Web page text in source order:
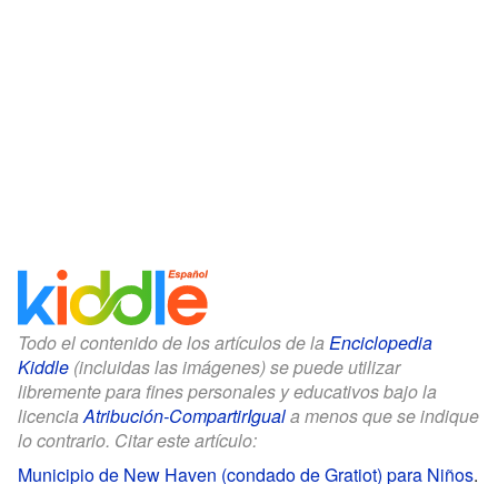
Todo el contenido de los artículos de la Enciclopedia
Kiddle (incluidas las imágenes) se puede utilizar
libremente para fines personales y educativos bajo la
licenciaAtribución-CompartirIguala menos que se indique
lo contrario. Citar este artículo:
Municipio de New Haven (condado de Gratiot) para Niños.